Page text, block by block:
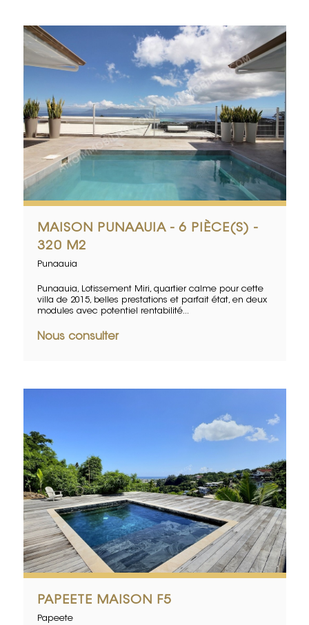
MAISON PUNAAUIA - 6 PIÈCE(S) -
320 M2
Punaauia
Punaauia, Lotissement Miri, quartier calme pour cette
villa de 2015, belles prestations et parfait état, en deux
modules avec potentiel rentabilité...
Nous consulter
PAPEETE MAISON F5
Papeete